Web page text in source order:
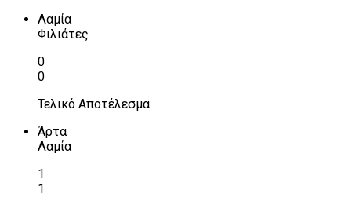
Λαμία
Φιλιάτες
0
0
Τελικό Αποτέλεσμα
Άρτα
Λαμία
1
1